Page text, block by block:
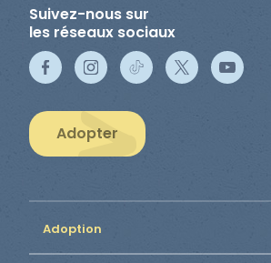
Suivez-nous sur
les réseaux sociaux
Adopter
Adoption